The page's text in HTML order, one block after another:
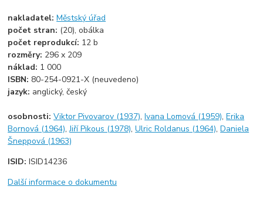
nakladatel:Městský úřad
počet stran: (20), obálka
počet reprodukcí: 12 b
rozměry: 296 x 209
náklad: 1 000
ISBN: 80-254-0921-X (neuvedeno)
jazyk: anglický, český
osobnosti:Viktor Pivovarov (1937),Ivana Lomová (1959),Erika
Bornová (1964),Jiří Pikous (1978),Ulric Roldanus (1964),Daniela
Šneppová (1963)
ISID:ISID14236
Další informace o dokumentu